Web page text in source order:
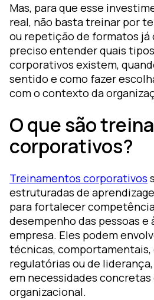
Mas, para que esse
real, não basta treinar por
ou repetição de formatos já
preciso entender quais
corporativos existem,
sentido e como fazer
com o contexto da
O que são
corporativos?
Treinamentos corporativos
estruturadas de
para fortalecer
desempenho das pessoas e
empresa. Eles podem
técnicas, comportamentais,
regulatórias ou de
em necessidades
organizacional.